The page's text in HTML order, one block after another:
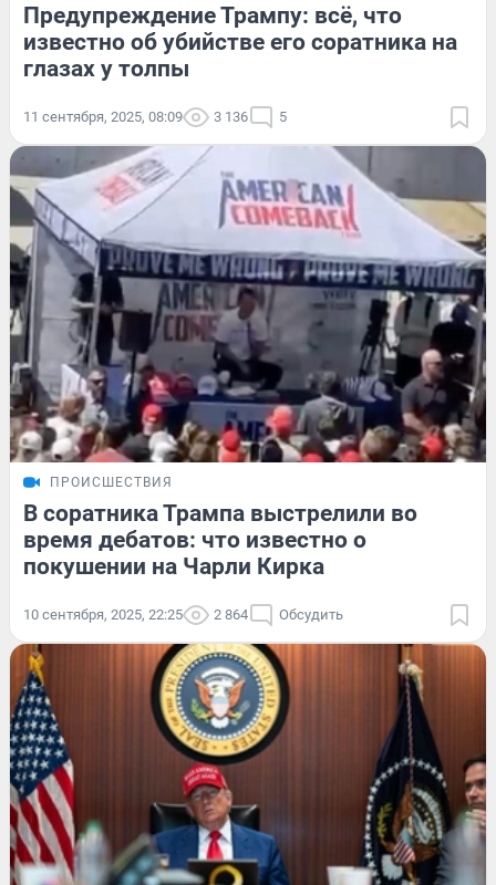
Предупреждение Трампу: всё, что
известно об убийстве его соратника на
глазах у толпы
11 сентября, 2025, 08:09 3 136 5
ПРОИСШЕСТВИЯ
В соратника Трампа выстрелили во
время дебатов: что известно о
покушении на Чарли Кирка
10 сентября, 2025, 22:25 2 864 Обсудить